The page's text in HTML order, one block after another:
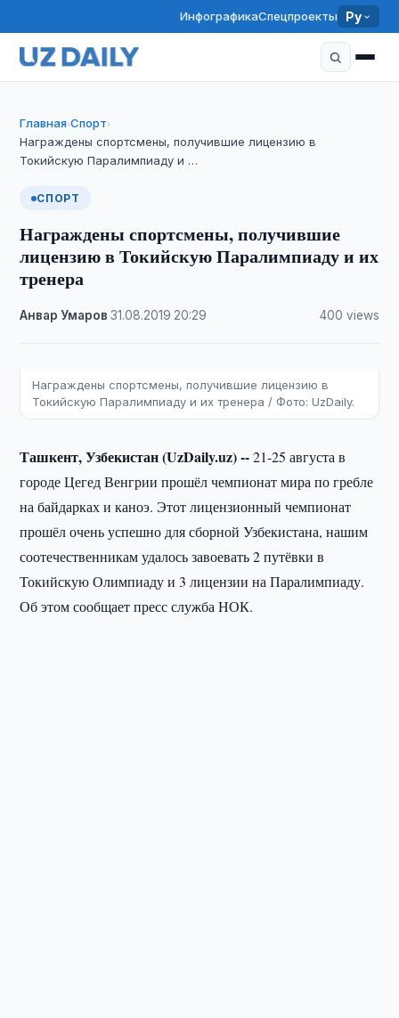
ИнфографикаСпецпроекты Ру
Главная›Спорт›
Награждены спортсмены, получившие лицензию в
Токийскую Паралимпиаду и …
СПОРТ
Награждены спортсмены, получившие
лицензию в Токийскую Паралимпиаду и их
тренера
Анвар Умаров ·31.08.2019 20:29 400 views
Награждены спортсмены, получившие лицензию в
Токийскую Паралимпиаду и их тренера / Фото: UzDaily.
Ташкент, Узбекистан (UzDaily.uz) --21-25 августа в
городе Цегед Венгрии прошёл чемпионат мира по гребле
на байдарках и каноэ. Этот лицензионный чемпионат
прошёл очень успешно для сборной Узбекистана, нашим
соотечественникам удалось завоевать 2 путёвки в
Токийскую Олимпиаду и 3 лицензии на Паралимпиаду.
Об этом сообщает пресс служба НОК.